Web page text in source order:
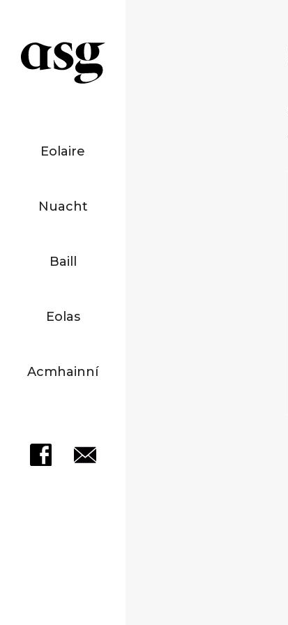
Eolaire
Nuacht
Baill
Eolas
Acmhainní